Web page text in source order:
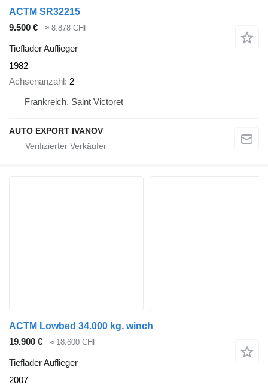
ACTM SR32215
9.500 €
≈ 8.878 CHF
Tieflader Auflieger
1982
Achsenanzahl 2
Frankreich, Saint Victoret
AUTO EXPORT IVANOV
ACTM Lowbed 34.000 kg, winch
19.900 €
≈ 18.600 CHF
Tieflader Auflieger
2007